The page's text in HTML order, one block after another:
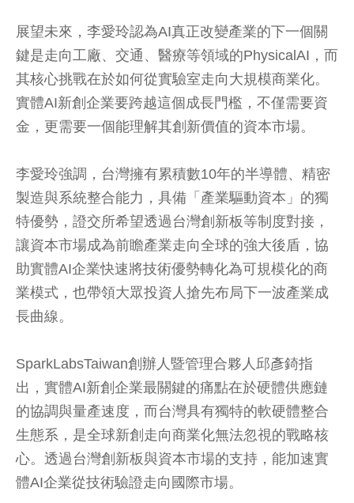
展望未來，李愛玲認為AI真正改變產業的下一個關
鍵是走向工廠、交通、醫療等領域的PhysicalAI，而
其核心挑戰在於如何從實驗室走向大規模商業化。
實體AI新創企業要跨越這個成長門檻，不僅需要資
金，更需要一個能理解其創新價值的資本市場。
李愛玲強調，台灣擁有累積數10年的半導體、精密
製造與系統整合能力，具備「產業驅動資本」的獨
特優勢，證交所希望透過台灣創新板等制度對接，
讓資本市場成為前瞻產業走向全球的強大後盾，協
助實體AI企業快速將技術優勢轉化為可規模化的商
業模式，也帶領大眾投資人搶先布局下一波產業成
長曲線。
SparkLabsTaiwan創辦人暨管理合夥人邱彥錡指
出，實體AI新創企業最關鍵的痛點在於硬體供應鏈
的協調與量產速度，而台灣具有獨特的軟硬體整合
生態系，是全球新創走向商業化無法忽視的戰略核
心。透過台灣創新板與資本市場的支持，能加速實
體AI企業從技術驗證走向國際市場。